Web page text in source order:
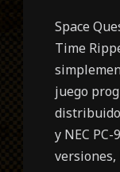
Space
Time
juego
y NEC
versiones,